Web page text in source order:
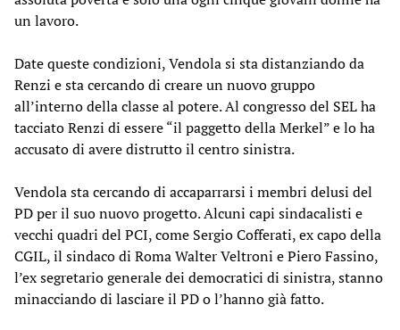
un lavoro.
Date queste condizioni, Vendola si sta distanziando da
Renzi e sta cercando di creare un nuovo gruppo
all’interno della classe al potere. Al congresso del SEL ha
tacciato Renzi di essere “il paggetto della Merkel” e lo ha
accusato di avere distrutto il centro sinistra.
Vendola sta cercando di accaparrarsi i membri delusi del
PD per il suo nuovo progetto. Alcuni capi sindacalisti e
vecchi quadri del PCI, come Sergio Cofferati, ex capo della
CGIL, il sindaco di Roma Walter Veltroni e Piero Fassino,
l’ex segretario generale dei democratici di sinistra, stanno
minacciando di lasciare il PD o l’hanno già fatto.